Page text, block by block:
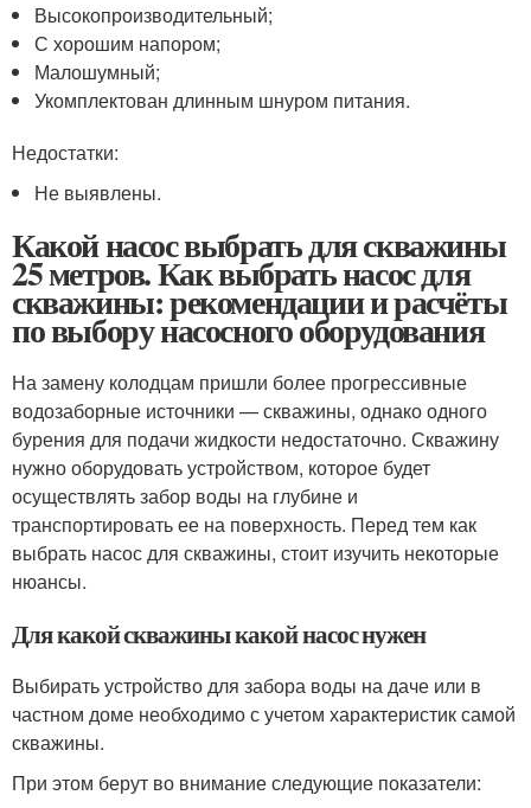
Высокопроизводительный;
С хорошим напором;
Малошумный;
Укомплектован длинным шнуром питания.
Недостатки:
Не выявлены.
Какой насос выбрать для скважины
25 метров. Как выбрать насос для
скважины: рекомендации и расчёты
по выбору насосного оборудования
На замену колодцам пришли более прогрессивные
водозаборные источники — скважины, однако одного
бурения для подачи жидкости недостаточно. Скважину
нужно оборудовать устройством, которое будет
осуществлять забор воды на глубине и
транспортировать ее на поверхность. Перед тем как
выбрать насос для скважины, стоит изучить некоторые
нюансы.
Для какой скважины какой насос нужен
Выбирать устройство для забора воды на даче или в
частном доме необходимо с учетом характеристик самой
скважины.
При этом берут во внимание следующие показатели: